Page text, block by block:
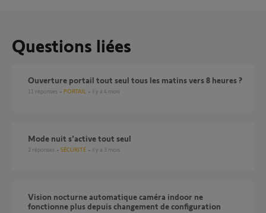
Questions liées
Ouverture portail tout seul tous les matins vers 8 heures ?
11 réponses PORTAIL il y a 4 mois
Mode nuit s’active tout seul
2 réponses SÉCURITÉ il y a 3 mois
Vision nocturne automatique caméra indoor ne
fonctionne plus depuis changement de configuration